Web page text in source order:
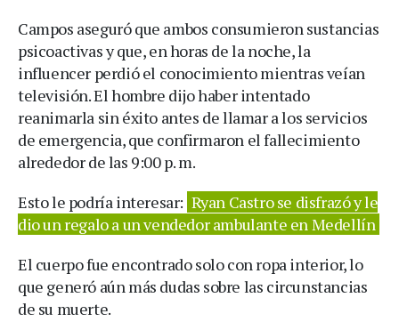
Campos aseguró que ambos consumieron sustancias
psicoactivas y que, en horas de la noche, la
influencer perdió el conocimiento mientras veían
televisión. El hombre dijo haber intentado
reanimarla sin éxito antes de llamar a los servicios
de emergencia, que confirmaron el fallecimiento
alrededor de las 9:00 p. m.
Esto le podría interesar: Ryan Castro se disfrazó y le
dio un regalo a un vendedor ambulante en Medellín
El cuerpo fue encontrado solo con ropa interior, lo
que generó aún más dudas sobre las circunstancias
de su muerte.